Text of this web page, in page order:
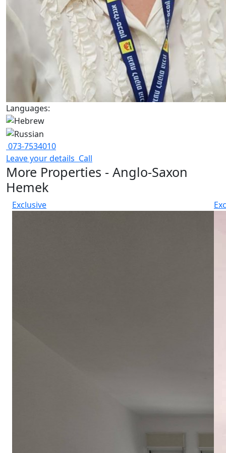
Languages:
073-7534010
Leave your details Call
More Properties - Anglo-Saxon
Hemek
Exclusive